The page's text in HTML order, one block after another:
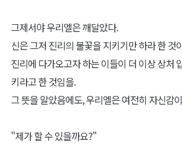
그제서야 우리엘은 깨달았다.
신은 그저 진리의 불꽃을 지키기만 하라 한 것
진리에 다가오고자 하는 이들이 더 이상 상처
키라고 한 것임을.
그 뜻을 알았음에도, 우리엘은 여전히 자신감
"제가 할 수 있을까요?"